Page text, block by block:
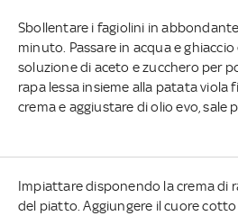
Sbollentare i fagiolini in
minuto. Passare in acqua e
soluzione di aceto e zucchero per
rapa lessa insieme alla patata viola
crema e aggiustare di olio evo, sale
Impiattare disponendo la crema di
del piatto. Aggiungere il cuore